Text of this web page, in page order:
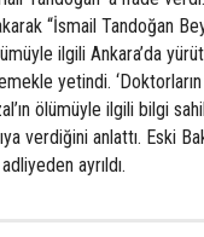
“İsmail Tandoğan
ilgili Ankara’da
yetindi.
ölümüyle ilgili bilgi
verdiğini anlattı. Eski
ayrıldı.